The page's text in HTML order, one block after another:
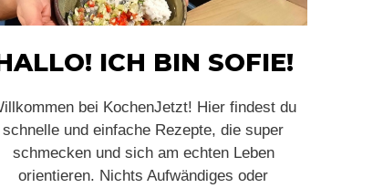
ICH BIN SOFIE!
bei KochenJetzt! Hier findest du
schnelle und einfache Rezepte, die super
schmecken und sich am echten Leben
orientieren. Nichts Aufwändiges oder